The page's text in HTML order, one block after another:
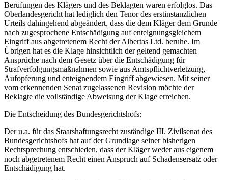
Berufungen des Klägers und des Beklagten waren erfolglos. Das
Oberlandesgericht hat lediglich den Tenor des erstinstanzlichen
Urteils dahingehend abgeändert, dass die dem Kläger dem Grunde
nach zugesprochene Entschädigung auf enteignungsgleichem
Eingriff aus abgetretenem Recht der Albertas Ltd. beruhe. Im
Übrigen hat es die Klage hinsichtlich der geltend gemachten
Ansprüche nach dem Gesetz über die Entschädigung für
Strafverfolgungsmaßnahmen sowie aus Amtspflichtverletzung,
Aufopferung und enteignendem Eingriff abgewiesen. Mit seiner
vom erkennenden Senat zugelassenen Revision möchte der
Beklagte die vollständige Abweisung der Klage erreichen.
Die Entscheidung des Bundesgerichtshofs:
Der u.a. für das Staatshaftungsrecht zuständige III. Zivilsenat des
Bundesgerichtshofs hat auf der Grundlage seiner bisherigen
Rechtsprechung entschieden, dass der Kläger weder aus eigenem
noch abgetretenem Recht einen Anspruch auf Schadensersatz oder
Entschädigung hat.